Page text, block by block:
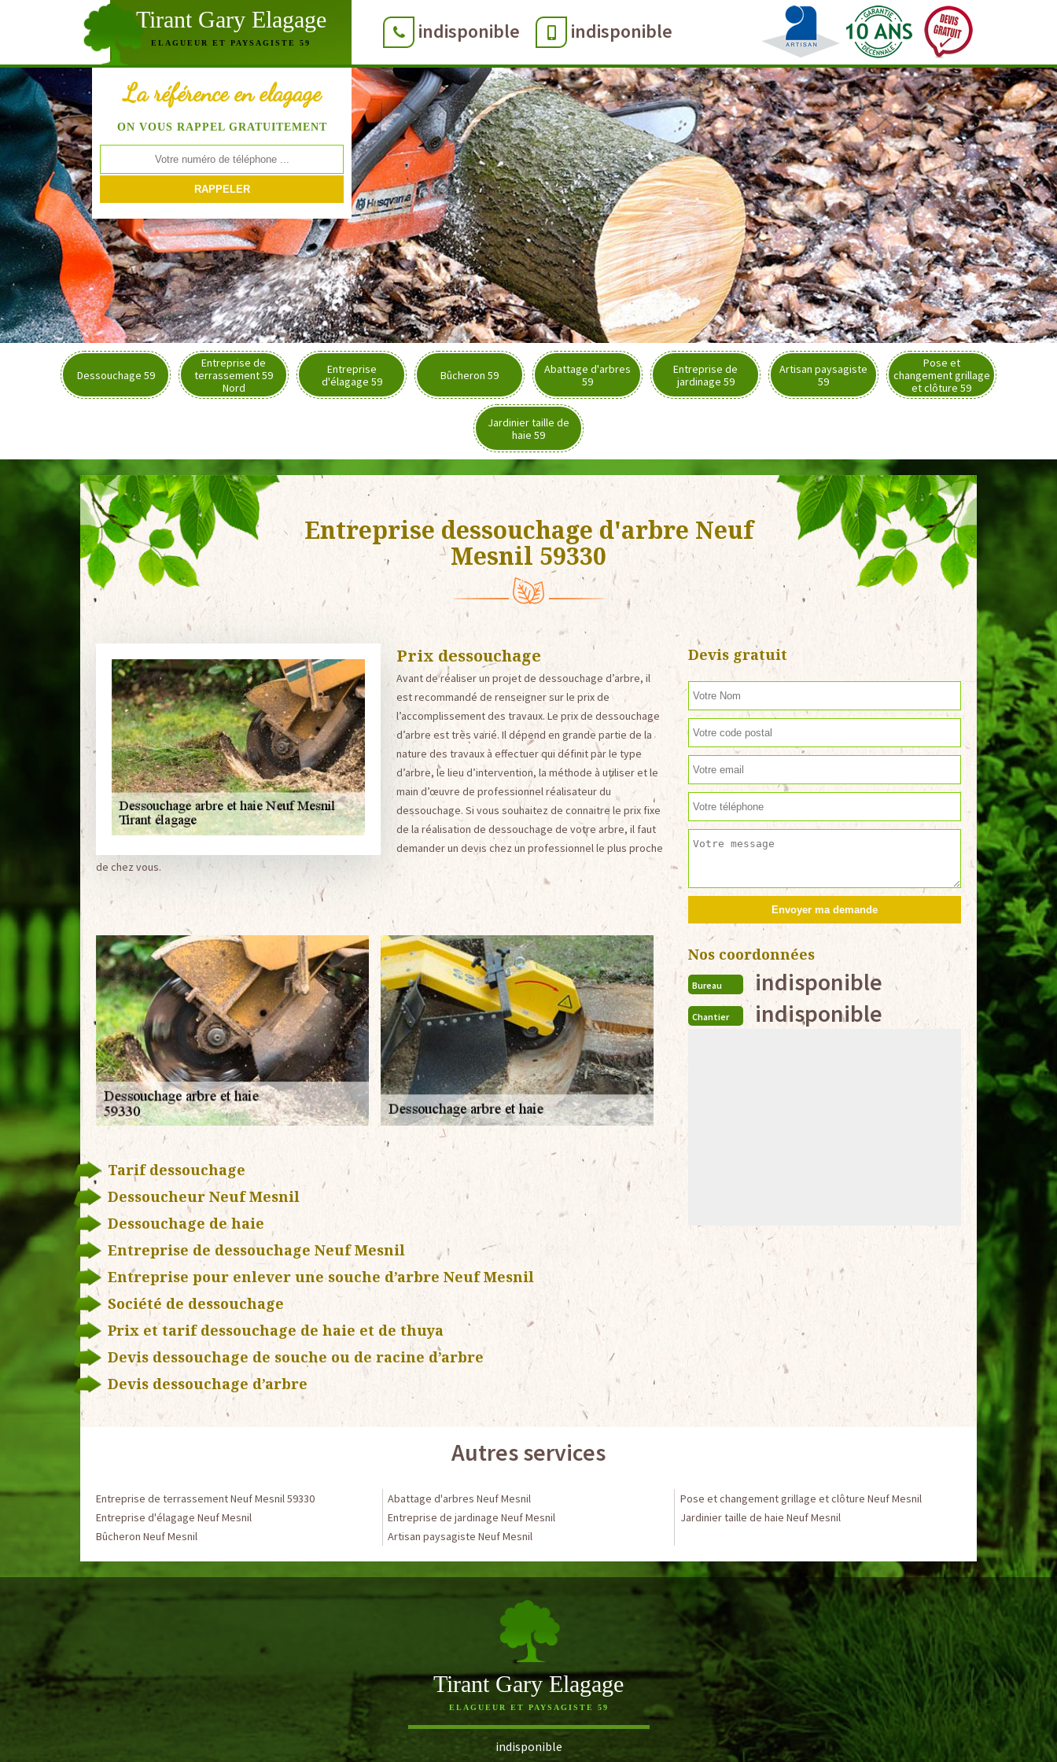
Tirant Gary Elagage
ELAGUEUR ET PAYSAGISTE 59 indisponible indisponible
La référence en elagage
ON VOUS RAPPEL GRATUITEMENT
Dessouchage 59
Entreprise de
terrassement 59
Nord
Entreprise
d'élagage 59
Bûcheron 59
Abattage d'arbres
59
Entreprise de
jardinage 59
Artisan paysagiste
59
Pose et
changement grillage
et clôture 59
Jardinier taille de
haie 59
Entreprise dessouchage d'arbre Neuf
Mesnil 59330
Prix dessouchage
Avant de réaliser un projet de dessouchage d’arbre, il
est recommandé de renseigner sur le prix de
l’accomplissement des travaux. Le prix de dessouchage
d’arbre est très varié. Il dépend en grande partie de la
nature des travaux à effectuer qui définit par le type
d’arbre, le lieu d’intervention, la méthode à utiliser et le
main d’œuvre de professionnel réalisateur du
dessouchage. Si vous souhaitez de connaitre le prix fixe
de la réalisation de dessouchage de votre arbre, il faut
demander un devis chez un professionnel le plus proche
de chez vous.
Tarif dessouchage
Dessoucheur Neuf Mesnil
Dessouchage de haie
Entreprise de dessouchage Neuf Mesnil
Entreprise pour enlever une souche d’arbre Neuf Mesnil
Société de dessouchage
Prix et tarif dessouchage de haie et de thuya
Devis dessouchage de souche ou de racine d’arbre
Devis dessouchage d’arbre
Devis gratuit
Nos coordonnées
Bureau indisponible
Chantier indisponible
Autres services
Entreprise de terrassement Neuf Mesnil 59330
Entreprise d'élagage Neuf Mesnil
Bûcheron Neuf Mesnil
Abattage d'arbres Neuf Mesnil
Entreprise de jardinage Neuf Mesnil
Artisan paysagiste Neuf Mesnil
Pose et changement grillage et clôture Neuf Mesnil
Jardinier taille de haie Neuf Mesnil
Tirant Gary Elagage
ELAGUEUR ET PAYSAGISTE 59
indisponible